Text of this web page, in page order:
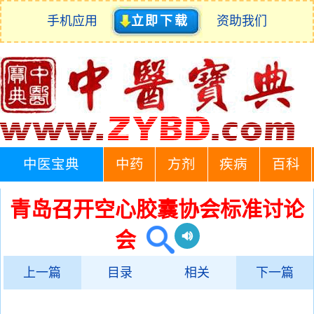
手机应用 立即下载 资助我们
中医宝典 中药 方剂 疾病 百科
青岛召开空心胶囊协会标准讨论
会
上一篇 目录 相关 下一篇